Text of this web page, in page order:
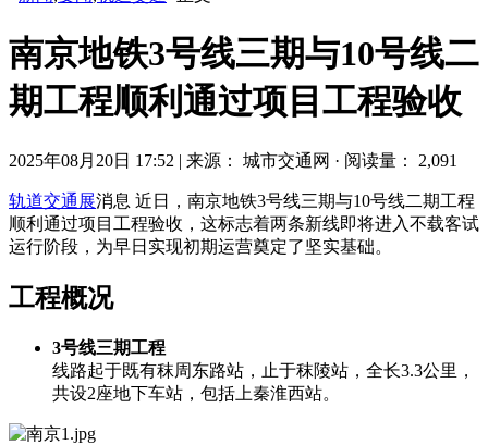
南京地铁3号线三期与10号线二
期工程顺利通过项目工程验收
2025年08月20日 17:52 | 来源： 城市交通网 · 阅读量： 2,091
轨道交通展消息 近日，南京地铁3号线三期与10号线二期工程
顺利通过项目工程验收，这标志着两条新线即将进入不载客试
运行阶段，为早日实现初期运营奠定了坚实基础。
工程概况
3号线三期工程
线路起于既有秣周东路站，止于秣陵站，全长3.3公里，
共设2座地下车站，包括上秦淮西站。